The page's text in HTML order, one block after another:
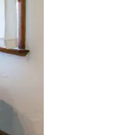
desliza el dedo.